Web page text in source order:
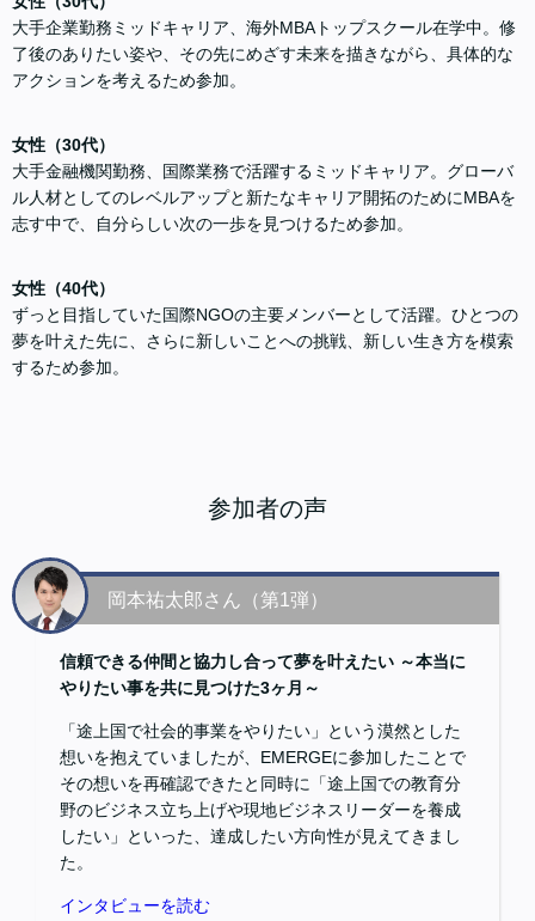
大手企業勤務ミッドキャリア、海外MBAトップスクール在学中。修
了後のありたい姿や、その先にめざす未来を描きながら、具体的な
アクションを考えるため参加。
女性（30代）
大手金融機関勤務、国際業務で活躍するミッドキャリア。グローバ
ル人材としてのレベルアップと新たなキャリア開拓のためにMBAを
志す中で、自分らしい次の一歩を見つけるため参加。
女性（40代）
ずっと目指していた国際NGOの主要メンバーとして活躍。ひとつの
夢を叶えた先に、さらに新しいことへの挑戦、新しい生き方を模索
するため参加。
参加者の声
岡本祐太郎さん（第1弾）
信頼できる仲間と協力し合って夢を叶えたい ～本当に
やりたい事を共に見つけた3ヶ月～
「途上国で社会的事業をやりたい」という漠然とした
想いを抱えていましたが、EMERGEに参加したことで
その想いを再確認できたと同時に「途上国での教育分
野のビジネス立ち上げや現地ビジネスリーダーを養成
したい」といった、達成したい方向性が見えてきまし
た。
インタビューを読む